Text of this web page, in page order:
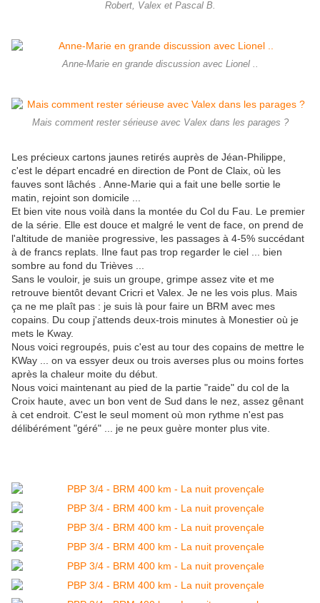
Robert, Valex et Pascal B.
Anne-Marie en grande discussion avec Lionel ..
Mais comment rester sérieuse avec Valex dans les parages ?
Les précieux cartons jaunes retirés auprès de Jéan-Philippe,
c'est le départ encadré en direction de Pont de Claix, où les
fauves sont lâchés . Anne-Marie qui a fait une belle sortie le
matin, rejoint son domicile ...
Et bien vite nous voilà dans la montée du Col du Fau. Le premier
de la série. Elle est douce et malgré le vent de face, on prend de
l'altitude de manièe progressive, les passages à 4-5% succédant
à de francs replats. Ilne faut pas trop regarder le ciel ... bien
sombre au fond du Trièves ...
Sans le vouloir, je suis un groupe, grimpe assez vite et me
retrouve bientôt devant Cricri et Valex. Je ne les vois plus. Mais
ça ne me plaît pas : je suis là pour faire un BRM avec mes
copains. Du coup j'attends deux-trois minutes à Monestier où je
mets le Kway.
Nous voici regroupés, puis c'est au tour des copains de mettre le
KWay ... on va essyer deux ou trois averses plus ou moins fortes
après la chaleur moite du début.
Nous voici maintenant au pied de la partie "raide" du col de la
Croix haute, avec un bon vent de Sud dans le nez, assez gênant
à cet endroit. C'est le seul moment où mon rythme n'est pas
délibérément "géré" ... je ne peux guère monter plus vite.